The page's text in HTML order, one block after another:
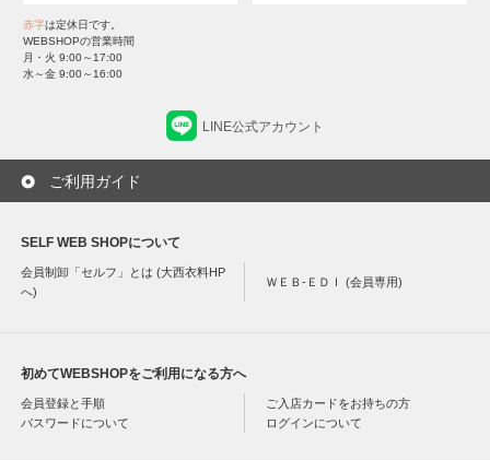
赤字は定休日です。
WEBSHOPの営業時間
月・火 9:00～17:00
水～金 9:00～16:00
LINE公式アカウント
ご利用ガイド
SELF WEB SHOPについて
会員制卸「セルフ」とは (大西衣料HP
へ)
ＷＥＢ-ＥＤＩ (会員専用)
初めてWEBSHOPをご利用になる方へ
会員登録と手順
ご入店カードをお持ちの方
パスワードについて
ログインについて